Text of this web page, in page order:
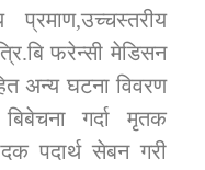
जुम्लाको सुचना
फरेन्सी मेडिसन
अन्य घटना विवरण
गर्दा मृतक
पदार्थ सेबन गरी